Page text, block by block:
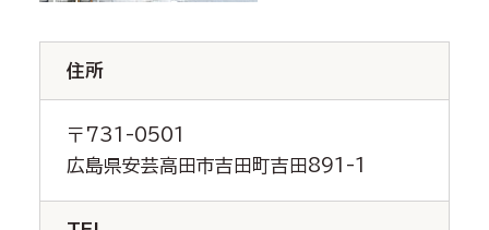
住所
〒731-0501
広島県安芸高田市吉田町吉田891-1